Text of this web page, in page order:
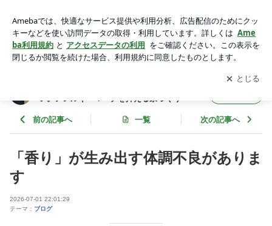
性皮膚炎にかからせない。アレルギーマーチを抑える家づくり
アプリをダウンロードして ブログの更新通知
を受け取りまし
ょう。
開く
い。アレルギーマーチを抑える家づくり
前の記事へ 一覧 次の記事へ
「香り」が生み出す体調不良がありま
す
2026-07-01 22:01:29
テーマ： ブログ